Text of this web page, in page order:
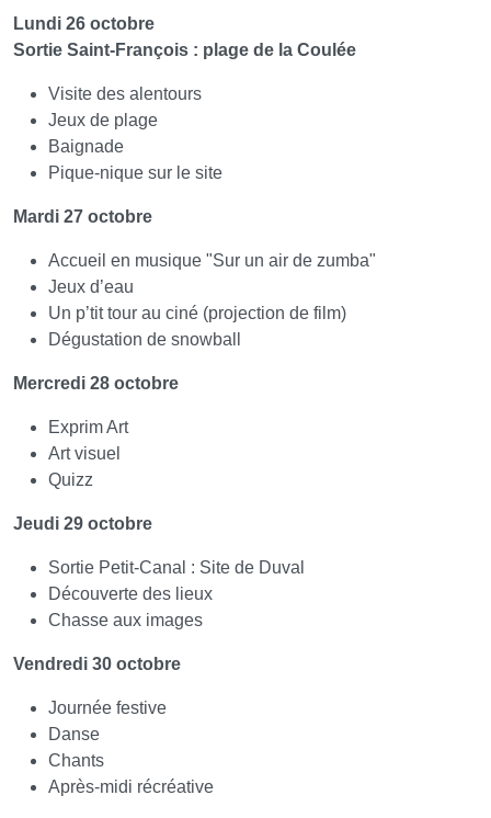
Lundi 26 octobre
Sortie Saint-François : plage de la Coulée
Visite des alentours
Jeux de plage
Baignade
Pique-nique sur le site
Mardi 27 octobre
Accueil en musique "Sur un air de zumba"
Jeux d’eau
Un p’tit tour au ciné (projection de film)
Dégustation de snowball
Mercredi 28 octobre
Exprim Art
Art visuel
Quizz
Jeudi 29 octobre
Sortie Petit-Canal : Site de Duval
Découverte des lieux
Chasse aux images
Vendredi 30 octobre
Journée festive
Danse
Chants
Après-midi récréative